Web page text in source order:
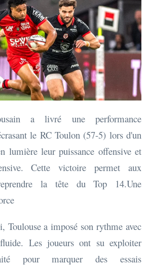
a livré une performance
le RC Toulon (57-5) lors d'un
lumière leur puissance offensive et
Cette victoire permet aux
la tête du Top 14.Une
Toulouse a imposé son rythme avec
Les joueurs ont su exploiter
pour marquer des essais